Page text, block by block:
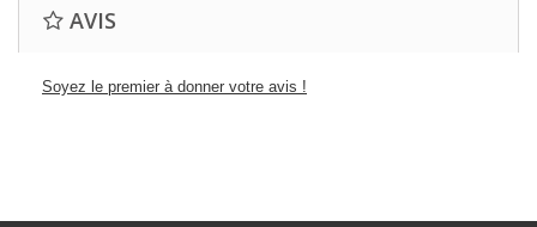
AVIS
Soyez le premier à donner votre avis !